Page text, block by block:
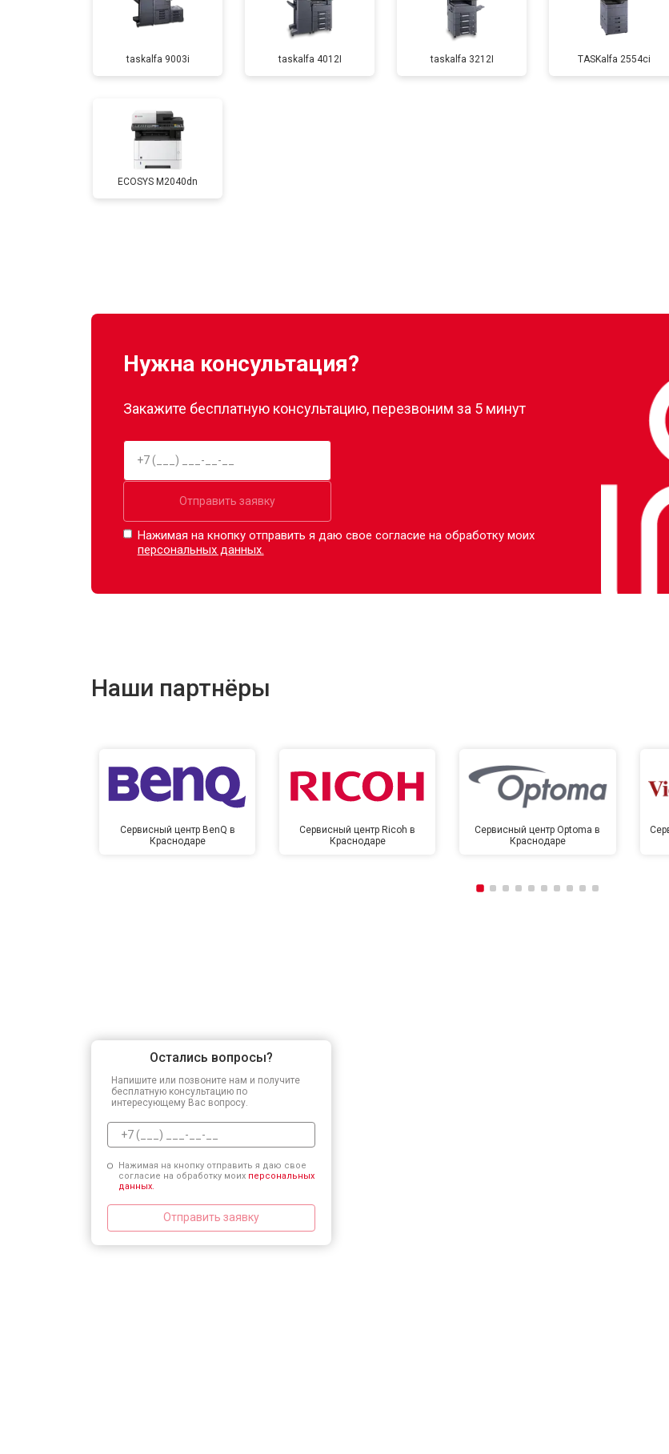
Замена каретки от 90 мин
Замена Wi-Fi от 60 мин
Замена блока питания
Замена вала
taskalfa 9003i taskalfa 4012I taskalfa 3212I TASKalfa 2554ci
ECOSYS M2040dn
Нужна консультация?
Закажите бесплатную консультацию, перезвоним за 5 минут
Отправить заявку
Нажимая на кнопку отправить я даю свое согласие на обработку моих
персональных данных.
Наши партнёры
Сервисный центр BenQ в
Краснодаре
Сервисный центр Ricoh в
Краснодаре
Сервисный центр Optoma в
Краснодаре
Остались вопросы?
Напишите или позвоните нам и получите
бесплатную консультацию по
интересующему Вас вопросу.
Нажимая на кнопку отправить я даю свое
согласие на обработку моих персональных
данных.
Отправить заявку